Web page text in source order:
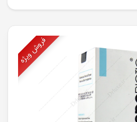
فروش ویژه